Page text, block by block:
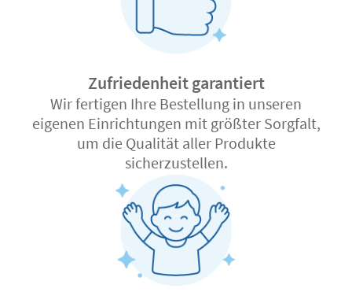
Zufriedenheit garantiert
Wir fertigen Ihre Bestellung in unseren
eigenen Einrichtungen mit größter Sorgfalt,
um die Qualität aller Produkte
sicherzustellen.